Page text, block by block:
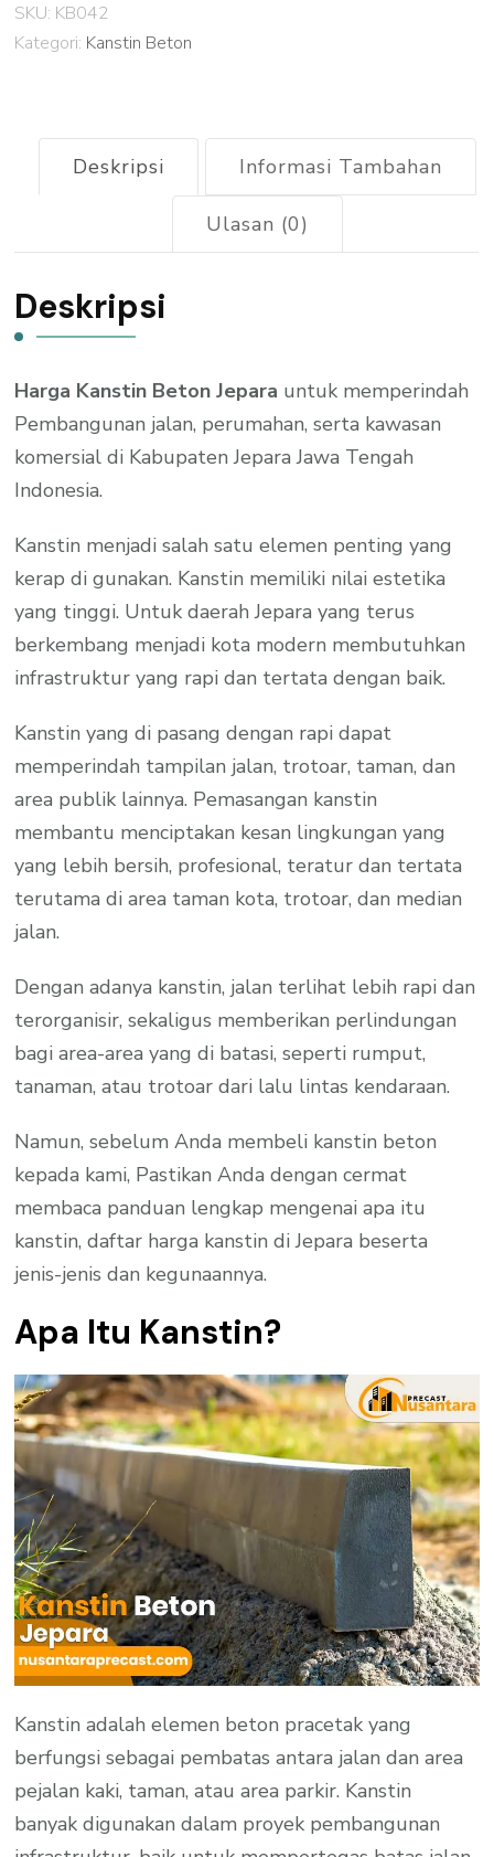
Jepara
2026
SKU: KB042
Kategori: Kanstin Beton
Deskripsi Informasi Tambahan
Ulasan (0)
Deskripsi
Harga Kanstin Beton Jepara untuk memperindah
Pembangunan jalan, perumahan, serta kawasan
komersial di Kabupaten Jepara Jawa Tengah
Indonesia.
Kanstin menjadi salah satu elemen penting yang
kerap di gunakan. Kanstin memiliki nilai estetika
yang tinggi. Untuk daerah Jepara yang terus
berkembang menjadi kota modern membutuhkan
infrastruktur yang rapi dan tertata dengan baik.
Kanstin yang di pasang dengan rapi dapat
memperindah tampilan jalan, trotoar, taman, dan
area publik lainnya. Pemasangan kanstin
membantu menciptakan kesan lingkungan yang
yang lebih bersih, profesional, teratur dan tertata
terutama di area taman kota, trotoar, dan median
jalan.
Dengan adanya kanstin, jalan terlihat lebih rapi dan
terorganisir, sekaligus memberikan perlindungan
bagi area-area yang di batasi, seperti rumput,
tanaman, atau trotoar dari lalu lintas kendaraan.
Namun, sebelum Anda membeli kanstin beton
kepada kami, Pastikan Anda dengan cermat
membaca panduan lengkap mengenai apa itu
kanstin, daftar harga kanstin di Jepara beserta
jenis-jenis dan kegunaannya.
Apa Itu Kanstin?
Kanstin adalah elemen beton pracetak yang
berfungsi sebagai pembatas antara jalan dan area
pejalan kaki, taman, atau area parkir. Kanstin
banyak digunakan dalam proyek pembangunan